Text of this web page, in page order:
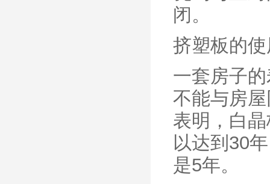
闭。
挤塑板的
一套房子
不能与房
表明，白
以达到30
是5年。